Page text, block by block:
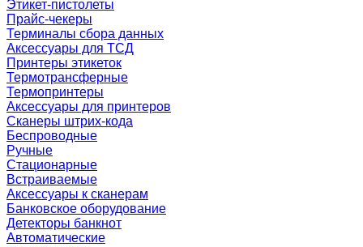
Этикет-пистолеты
Прайс-чекеры
Терминалы сбора данных
Аксессуары для ТСД
Принтеры этикеток
Термотрансферные
Термопринтеры
Аксессуары для принтеров
Сканеры штрих-кода
Беспроводные
Ручные
Стационарные
Встраиваемые
Аксессуары к сканерам
Банковское оборудование
Детекторы банкнот
Автоматические